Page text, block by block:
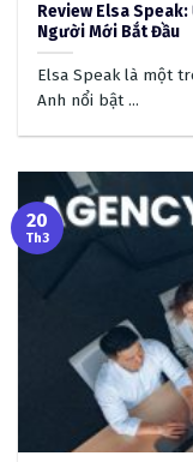
Review Elsa Speak:
Người Mới Bắt Đầu
Elsa Speak là một
Anh nổi bật ...
20
Th3